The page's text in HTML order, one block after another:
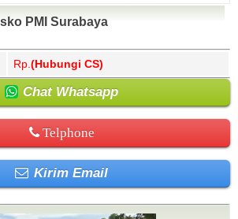
PMI Surabaya
Rp. (Hubungi CS)
Chat Whatsapp
Telphone
Kirim Email